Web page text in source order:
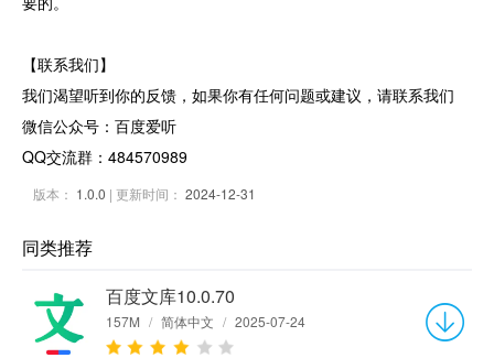
【联系我们】
我们渴望听到你的反馈，如果你有任何问题或建议，请联系我们
微信公众号：百度爱听
QQ交流群：484570989
版本： 1.0.0 | 更新时间： 2024-12-31
同类推荐
百度文库10.0.70
157M / 简体中文 / 2025-07-24